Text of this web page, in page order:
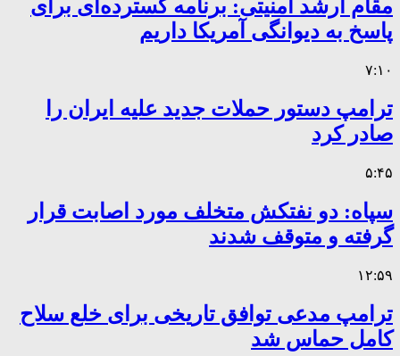
مقام ارشد امنیتی: برنامه گسترده‌ای برای
پاسخ به دیوانگی آمریکا داریم
۷:۱۰
ترامپ دستور حملات جدید علیه ایران را
صادر کرد
۵:۴۵
سپاه: دو نفتکش متخلف مورد اصابت قرار
گرفته و متوقف شدند
۱۲:۵۹
ترامپ مدعی توافق تاریخی برای خلع سلاح
کامل حماس شد